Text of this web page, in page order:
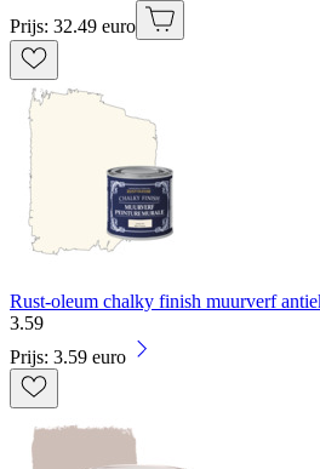
Prijs: 32.49 euro
Rust-oleum chalky finish muurverf
3.59
Prijs: 3.59 euro